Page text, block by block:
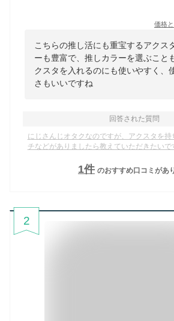
価格
こちらの推し活にも重宝するアクス
ーも豊富で、推しカラーを選ぶこと
クスタを入れるのにも使いやすく、
さもいいですね
回答された質問
にじさんじオタクなのですが、アクスタを
チなどがありましたら教えていただきたいで
1件 のおすすめ口コミがあ
2